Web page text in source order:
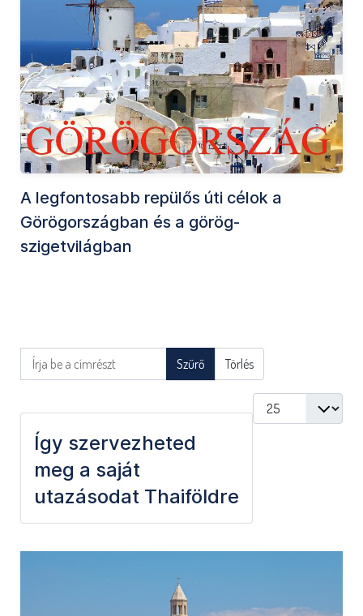
A legfontosabb repülős úti célok a
Görögországban és a görög-
szigetvilágban
Írja be a címrészt Szűrő Törlés
Tételek #
Így szervezheted
meg a saját
utazásodat Thaiföldre